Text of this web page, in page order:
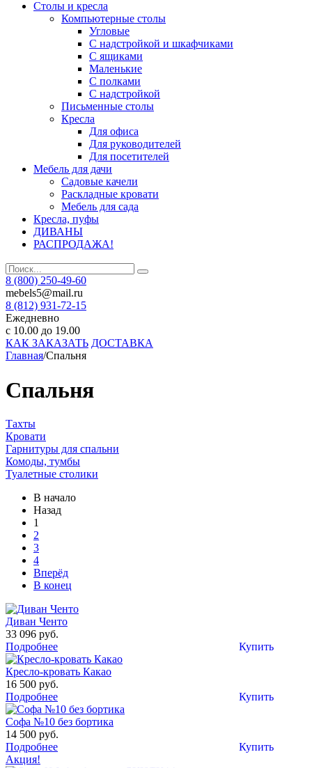
Столы и кресла
Компьютерные столы
Угловые
С надстройкой и шкафчиками
С ящиками
Маленькие
С полками
С надстройкой
Письменные столы
Кресла
Для офиса
Для руководителей
Для посетителей
Мебель для дачи
Садовые качели
Раскладные кровати
Мебель для сада
Кресла, пуфы
ДИВАНЫ
РАСПРОДАЖА!
8 (800) 250-49-60
mebels5@mail.ru
8 (812) 931-72-15
Ежедневно
с 10.00 до 19.00
КАК ЗАКАЗАТЬ ДОСТАВКА
Главная/Спальня
Спальня
Тахты
Кровати
Гарнитуры для спальни
Комоды, тумбы
Туалетные столики
В начало
Назад
1
2
3
4
Вперёд
В конец
Диван Ченто
33 096 руб.
Купить
Подробнее
Кресло-кровать Какао
16 500 руб.
Купить
Подробнее
Софа №10 без бортика
14 500 руб.
Купить
Подробнее
Акция!